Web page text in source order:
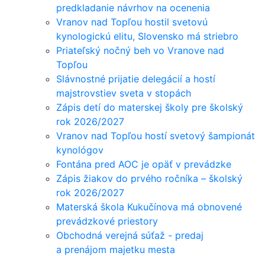
predkladanie návrhov na ocenenia
Vranov nad Topľou hostil svetovú
kynologickú elitu, Slovensko má striebro
Priateľský nočný beh vo Vranove nad
Topľou
Slávnostné prijatie delegácií a hostí
majstrovstiev sveta v stopách
Zápis detí do materskej školy pre školský
rok 2026/2027
Vranov nad Topľou hostí svetový šampionát
kynológov
Fontána pred AOC je opäť v prevádzke
Zápis žiakov do prvého ročníka – školský
rok 2026/2027
Materská škola Kukučínova má obnovené
prevádzkové priestory
Obchodná verejná súťaž - predaj
a prenájom majetku mesta